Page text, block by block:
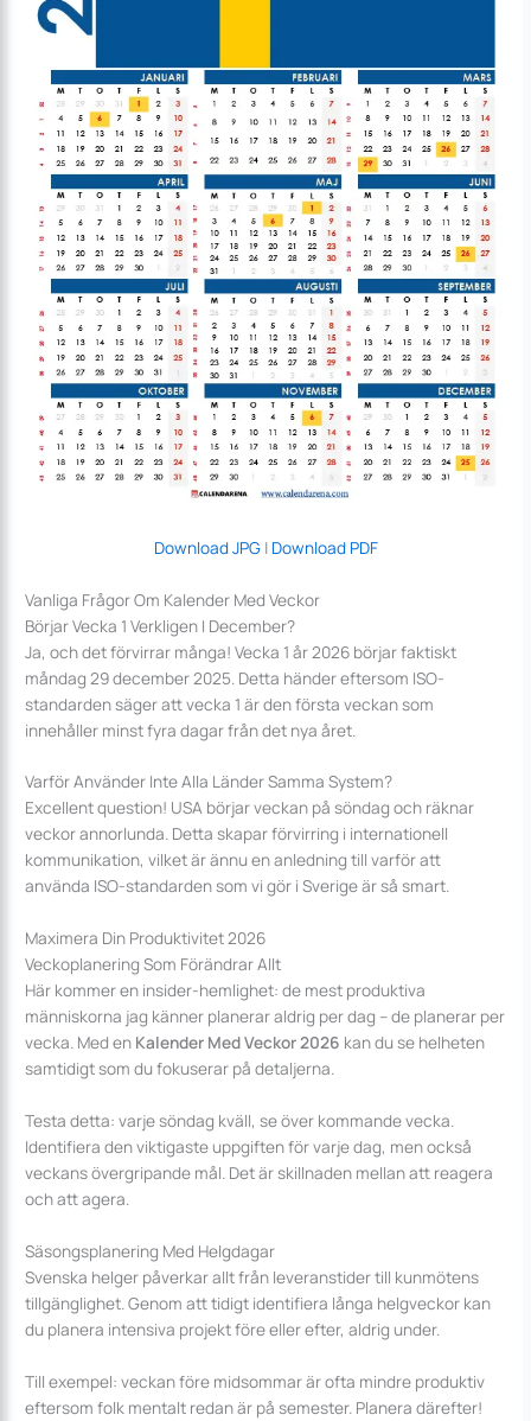
Download JPG| Download PDF
Vanliga Frågor Om Kalender Med Veckor
Börjar Vecka 1 Verkligen I December?
Ja, och det förvirrar många! Vecka 1 år 2026 börjar faktiskt
måndag 29 december 2025. Detta händer eftersom ISO-
standarden säger att vecka 1 är den första veckan som
innehåller minst fyra dagar från det nya året.
Varför Använder Inte Alla Länder Samma System?
Excellent question! USA börjar veckan på söndag och räknar
veckor annorlunda. Detta skapar förvirring i internationell
kommunikation, vilket är ännu en anledning till varför att
använda ISO-standarden som vi gör i Sverige är så smart.
Maximera Din Produktivitet 2026
Veckoplanering Som Förändrar Allt
Här kommer en insider-hemlighet: de mest produktiva
människorna jag känner planerar aldrig per dag – de planerar per
vecka. Med en Kalender Med Veckor 2026 kan du se helheten
samtidigt som du fokuserar på detaljerna.
Testa detta: varje söndag kväll, se över kommande vecka.
Identifiera den viktigaste uppgiften för varje dag, men också
veckans övergripande mål. Det är skillnaden mellan att reagera
och att agera.
Säsongsplanering Med Helgdagar
Svenska helger påverkar allt från leveranstider till kunmötens
tillgänglighet. Genom att tidigt identifiera långa helgveckor kan
du planera intensiva projekt före eller efter, aldrig under.
Till exempel: veckan före midsommar är ofta mindre produktiv
eftersom folk mentalt redan är på semester. Planera därefter!